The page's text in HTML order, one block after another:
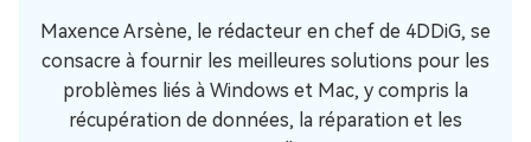
Maxence Arsène, le rédacteur en chef de 4DDiG, se
consacre à fournir les meilleures solutions pour les
problèmes liés à Windows et Mac, y compris la
récupération de données, la réparation et les